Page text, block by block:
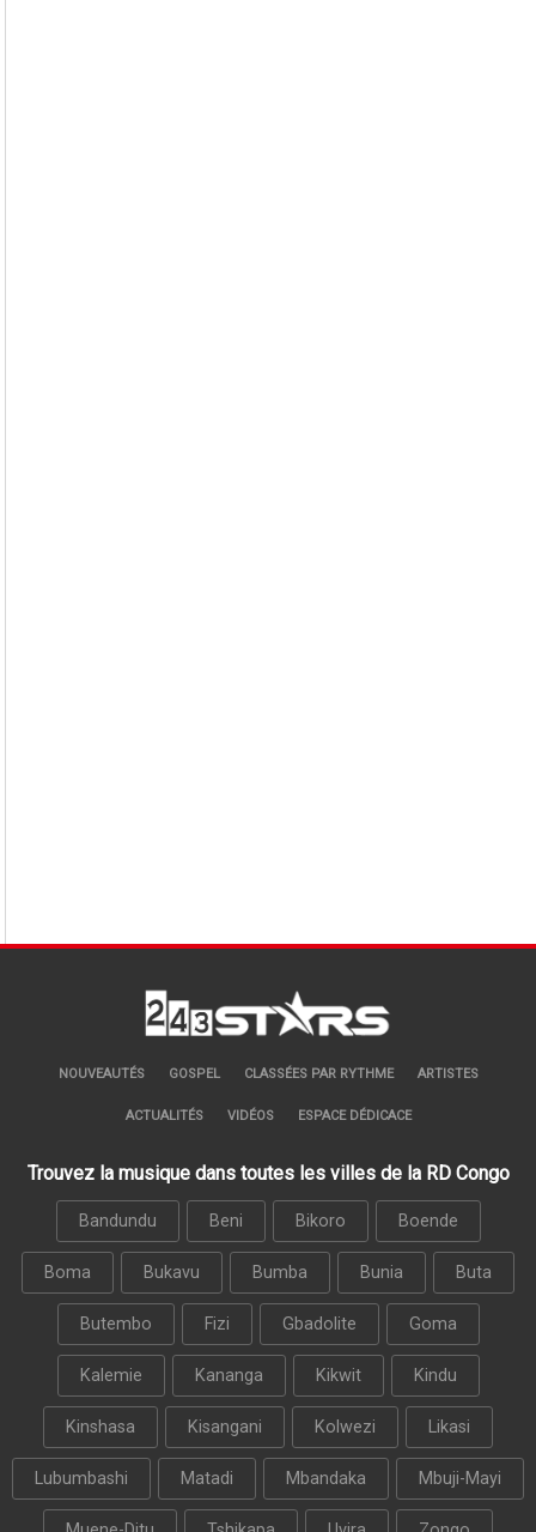
NOUVEAUTÉS GOSPEL CLASSÉES PAR RYTHME ARTISTES
ACTUALITÉS VIDÉOS ESPACE DÉDICACE
Trouvez la musique dans toutes les villes de la RD Congo
Bandundu Beni Bikoro Boende
Boma Bukavu Bumba Bunia Buta
Butembo Fizi Gbadolite Goma
Kalemie Kananga Kikwit Kindu
Kinshasa Kisangani Kolwezi Likasi
Lubumbashi Matadi Mbandaka Mbuji-Mayi